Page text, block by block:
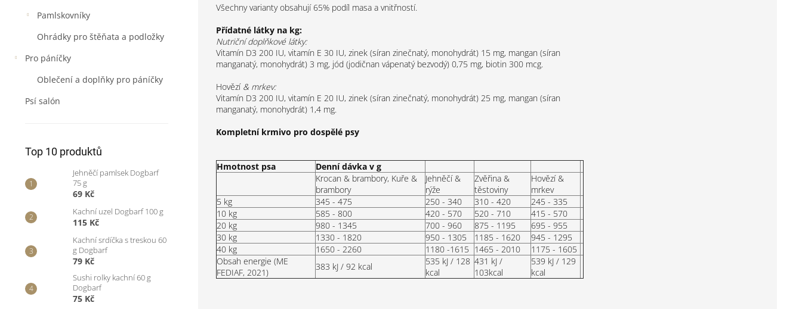
Pamlskovníky
Ohrádky pro štěňata a podložky
Pro páníčky
Oblečení a doplňky pro páníčky
Psí salón
Top 10 produktů
Jehněčí pamlsek Dogbarf
75 g
69 Kč
Kachní uzel Dogbarf 100 g
115 Kč
Kachní srdíčka s treskou 60
g Dogbarf
79 Kč
Sushi rolky kachní 60 g
Dogbarf
75 Kč
Všechny varianty obsahují 65% podíl masa a vnitřností.
Přídatné látky na kg:
Nutriční doplňkové látky:
Vitamín D3 200 IU, vitamín E 30 IU, zinek (síran zinečnatý, monohydrát) 15 mg, mangan (síran
manganatý, monohydrát) 3 mg, jód (jodičnan vápenatý bezvodý) 0,75 mg, biotin 300 mcg.
Hovězí & mrkev:
Vitamín D3 200 IU, vitamín E 20 IU, zinek (síran zinečnatý, monohydrát) 25 mg, mangan (síran
manganatý, monohydrát) 1,4 mg.
Kompletní krmivo pro dospělé psy
Hmotnost psa
Denní dávka v g
Krocan & brambory, Kuře &
brambory
Jehněčí &
rýže
Zvěřina &
těstoviny
Hovězí &
mrkev
5 kg
345 - 475 250 - 340 310 - 420
245 - 335
10 kg
585 - 800 420 - 570 520 - 710
415 - 570
20 kg
980 - 1345 700 - 960 875 - 1195
695 - 955
30 kg
1330 - 1820 950 - 1305 1185 - 1620
945 - 1295
40 kg
1650 - 2260 1180 -1615 1465 - 2010
1175 - 1605
Obsah energie (ME
FEDIAF, 2021)
383 kJ / 92 kcal
535 kJ / 128
kcal
431 kJ /
103kcal
539 kJ / 129
kcal